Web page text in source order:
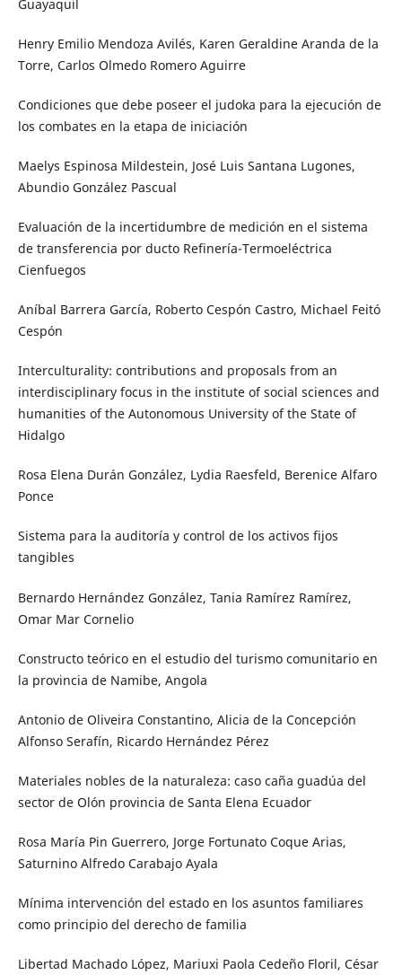
Guayaquil
Henry Emilio Mendoza Avilés, Karen Geraldine Aranda de la
Torre, Carlos Olmedo Romero Aguirre
Condiciones que debe poseer el judoka para la ejecución de
los combates en la etapa de iniciación
Maelys Espinosa Mildestein, José Luis Santana Lugones,
Abundio González Pascual
Evaluación de la incertidumbre de medición en el sistema
de transferencia por ducto Refinería-Termoeléctrica
Cienfuegos
Aníbal Barrera García, Roberto Cespón Castro, Michael Feitó
Cespón
Interculturality: contributions and proposals from an
interdisciplinary focus in the institute of social sciences and
humanities of the Autonomous University of the State of
Hidalgo
Rosa Elena Durán González, Lydia Raesfeld, Berenice Alfaro
Ponce
Sistema para la auditoría y control de los activos fijos
tangibles
Bernardo Hernández González, Tania Ramírez Ramírez,
Omar Mar Cornelio
Constructo teórico en el estudio del turismo comunitario en
la provincia de Namibe, Angola
Antonio de Oliveira Constantino, Alicia de la Concepción
Alfonso Serafín, Ricardo Hernández Pérez
Materiales nobles de la naturaleza: caso caña guadúa del
sector de Olón provincia de Santa Elena Ecuador
Rosa María Pin Guerrero, Jorge Fortunato Coque Arias,
Saturnino Alfredo Carabajo Ayala
Mínima intervención del estado en los asuntos familiares
como principio del derecho de familia
Libertad Machado López, Mariuxi Paola Cedeño Floril, César